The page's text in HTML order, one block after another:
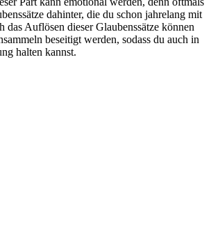
dahinter, die du schon jahrelang mit
das Auflösen dieser Glaubenssätze können
beseitigt werden, sodass du auch in
halten kannst.